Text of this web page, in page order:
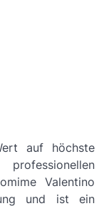
auf höchste
Valentino
und ist ein